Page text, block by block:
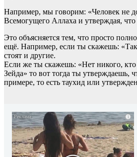
Например, мы говорим: «Человек не
Всемогущего Аллаха и утверждая,
Это объясняется тем, что просто
ещё. Например, если ты скажешь:
стоят и другие.
Если же ты скажешь: «Нет никого,
Зейда» то вот тогда ты утверждаешь,
примере, то есть таухид или
i